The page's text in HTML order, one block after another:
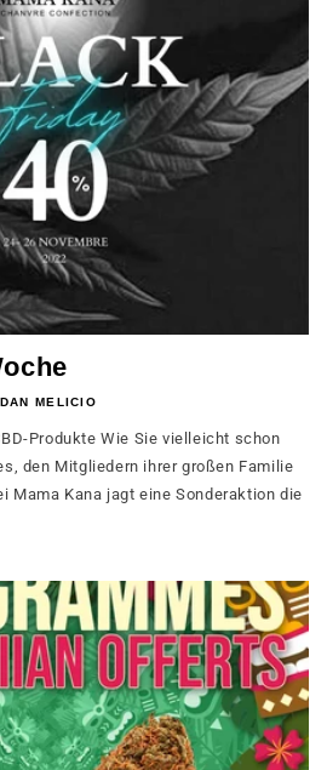
MELICIO
Produkte Wie Sie vielleicht schon
den Mitgliedern ihrer großen Familie
Mama Kana jagt eine Sonderaktion die